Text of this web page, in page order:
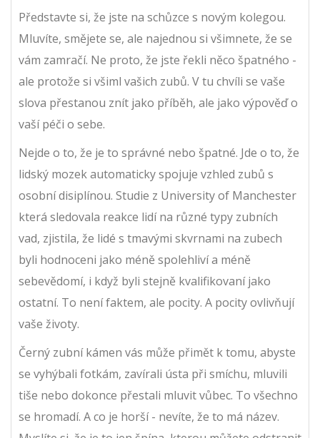
Představte si, že jste na schůzce s novým kolegou.
Mluvíte, smějete se, ale najednou si všimnete, že se
vám zamračí. Ne proto, že jste řekli něco špatného -
ale protože si všiml vašich zubů. V tu chvíli se vaše
slova přestanou znít jako příběh, ale jako výpověď o
vaší péči o sebe.
Nejde o to, že je to správné nebo špatné. Jde o to, že
lidský mozek automaticky spojuje vzhled zubů s
osobní disiplínou. Studie z University of Manchester
která sledovala reakce lidí na různé typy zubních
vad, zjistila, že lidé s tmavými skvrnami na zubech
byli hodnoceni jako méně spolehliví a méně
sebevědomí, i když byli stejně kvalifikovaní jako
ostatní. To není faktem, ale pocity. A pocity ovlivňují
vaše životy.
Černý zubní kámen vás může přimět k tomu, abyste
se vyhýbali fotkám, zavírali ústa při smíchu, mluvili
tiše nebo dokonce přestali mluvit vůbec. To všechno
se hromadí. A co je horší - nevíte, že to má název.